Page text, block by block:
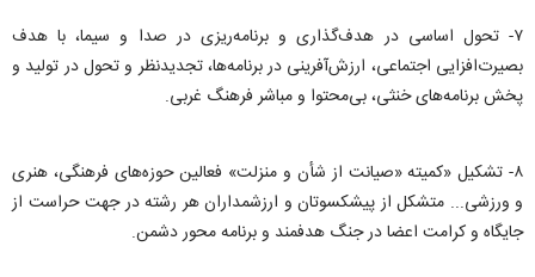
۷- تحول اساسی در هدف‌گذاری و برنامه‌ریزی در صدا و سیما، با هدف
بصیرت‌افزایی اجتماعی، ارزش‌آفرینی در برنامه‌ها، تجدید‌نظر و تحول در تولید و
پخش برنامه‌های خنثی، بی‌محتوا و مباشر فرهنگ غربی.
۸- تشکیل «‌کمیته «صیانت از شأن و منزلت» فعالین حوزه‌های فرهنگی، هنری
و ورزشی... متشکل از پیشکسوتان و ارزشمداران هر رشته در جهت حراست از
جایگاه و کرامت اعضا در جنگ هدفمند و برنامه محور دشمن.